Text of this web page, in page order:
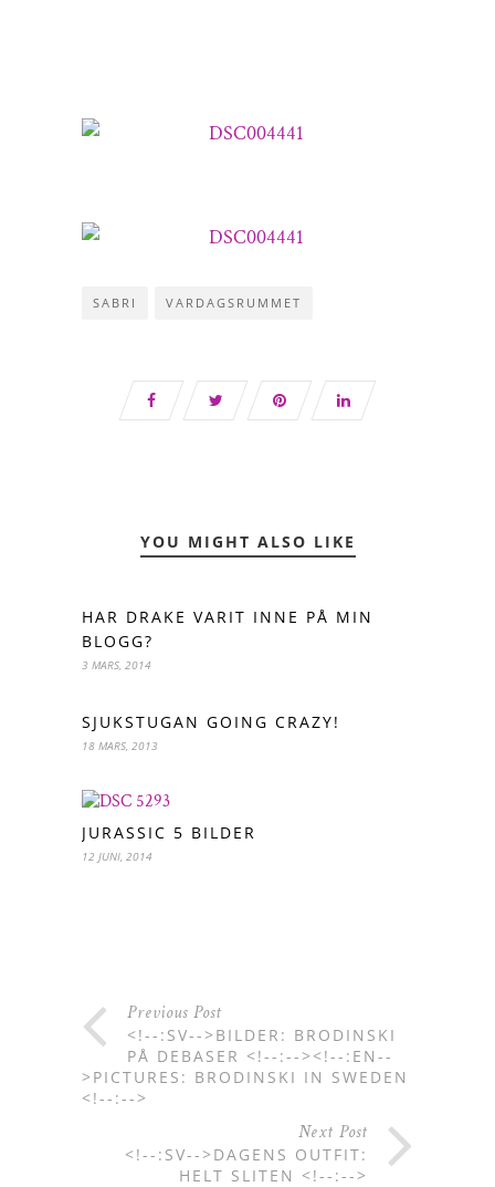
SABRI VARDAGSRUMMET
YOU MIGHT ALSO LIKE
HAR DRAKE VARIT INNE PÅ MIN
BLOGG?
3 MARS, 2014
SJUKSTUGAN GOING CRAZY!
18 MARS, 2013
JURASSIC 5 BILDER
12 JUNI, 2014
Previous Post
<!--:SV-->BILDER: BRODINSKI
PÅ DEBASER <!--:--><!--:EN--
>PICTURES: BRODINSKI IN SWEDEN
<!--:-->
Next Post
<!--:SV-->DAGENS OUTFIT:
HELT SLITEN <!--:-->